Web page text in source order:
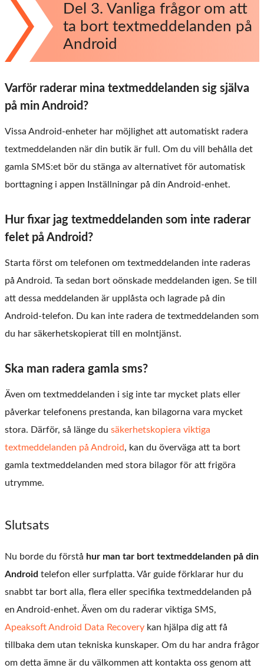
Del 3. Vanliga frågor om att
ta bort textmeddelanden på
Android
Varför raderar mina textmeddelanden sig själva
på min Android?
Vissa Android-enheter har möjlighet att automatiskt radera
textmeddelanden när din butik är full. Om du vill behålla det
gamla SMS:et bör du stänga av alternativet för automatisk
borttagning i appen Inställningar på din Android-enhet.
Hur fixar jag textmeddelanden som inte raderar
felet på Android?
Starta först om telefonen om textmeddelanden inte raderas
på Android. Ta sedan bort oönskade meddelanden igen. Se till
att dessa meddelanden är upplåsta och lagrade på din
Android-telefon. Du kan inte radera de textmeddelanden som
du har säkerhetskopierat till en molntjänst.
Ska man radera gamla sms?
Även om textmeddelanden i sig inte tar mycket plats eller
påverkar telefonens prestanda, kan bilagorna vara mycket
stora. Därför, så länge du säkerhetskopiera viktiga
textmeddelanden på Android, kan du överväga att ta bort
gamla textmeddelanden med stora bilagor för att frigöra
utrymme.
Slutsats
Nu borde du förstå hur man tar bort textmeddelanden på din
Android telefon eller surfplatta. Vår guide förklarar hur du
snabbt tar bort alla, flera eller specifika textmeddelanden på
en Android-enhet. Även om du raderar viktiga SMS,
Apeaksoft Android Data Recovery kan hjälpa dig att få
tillbaka dem utan tekniska kunskaper. Om du har andra frågor
om detta ämne är du välkommen att kontakta oss genom att